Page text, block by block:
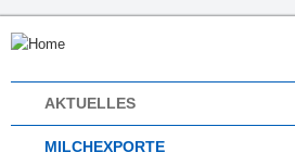
AKTUELLES
MILCHEXPORTE